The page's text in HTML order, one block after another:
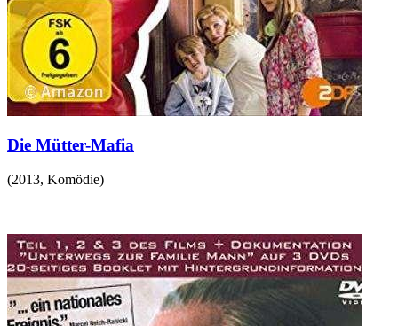
Die Mütter-Mafia
(2013, Komödie)